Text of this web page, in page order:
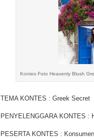
Kontes Foto Heavenly Blush
TEMA KONTES : Greek Secret
PENYELENGGARA KONTES :
PESERTA KONTES : Konsumen